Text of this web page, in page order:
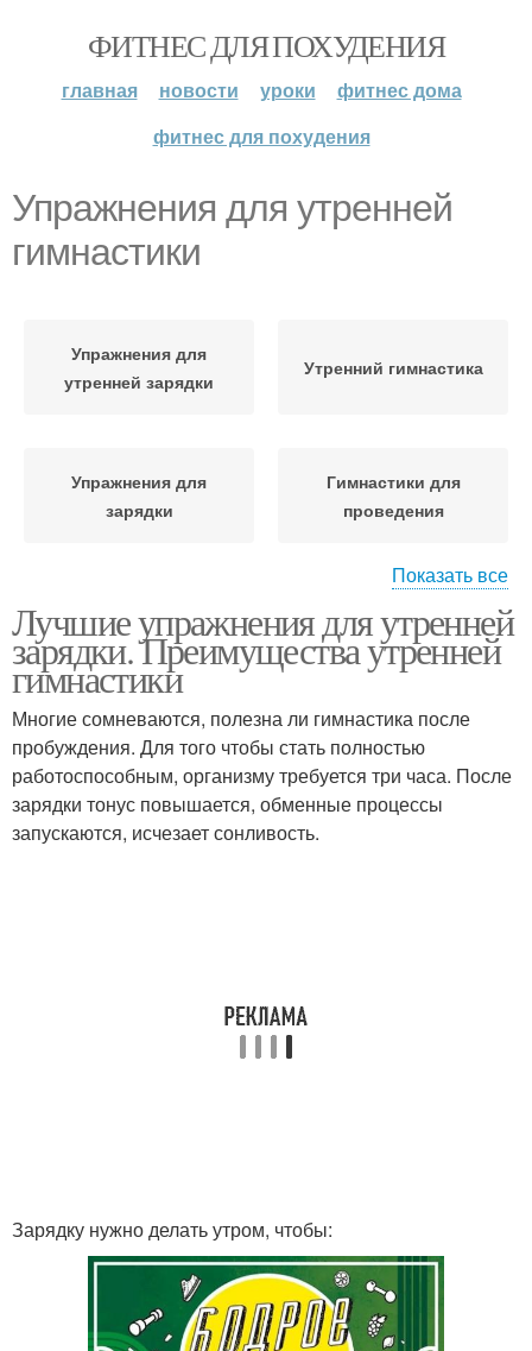
ФИТНЕС ДЛЯ ПОХУДЕНИЯ
главная новости уроки
фитнес дома
фитнес для похудения
Упражнения для утренней
гимнастики
Упражнения для
утренней зарядки
Утренний гимнастика
Упражнения для
зарядки
Гимнастики для
проведения
Физические упражнения
разминки
Утренний зарядка Утренняя зарядка
Показать все
Лучшие упражнения для утренней
зарядки. Преимущества утренней
гимнастики
Многие сомневаются, полезна ли гимнастика после
пробуждения. Для того чтобы стать полностью
работоспособным, организму требуется три часа. После
зарядки тонус повышается, обменные процессы
запускаются, исчезает сонливость.
Зарядку нужно делать утром, чтобы: